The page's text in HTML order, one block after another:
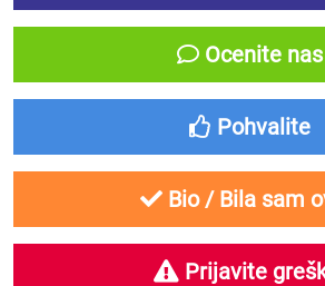
Ocenite nas
Pohvalite
Bio / Bila sam
Prijavite